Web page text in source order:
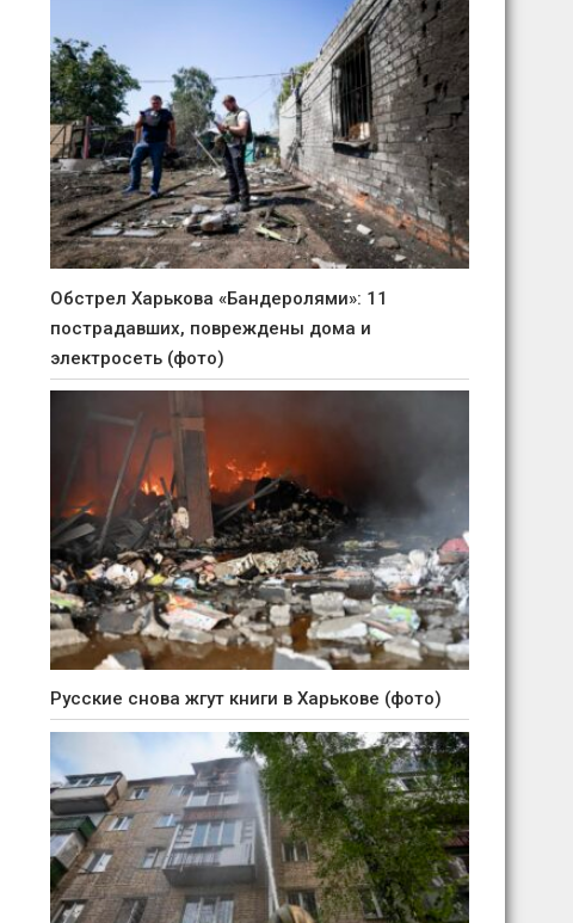
Обстрел Харькова «Бандеролями»: 11
пострадавших, повреждены дома и
электросеть (фото)
Русские снова жгут книги в Харькове (фото)